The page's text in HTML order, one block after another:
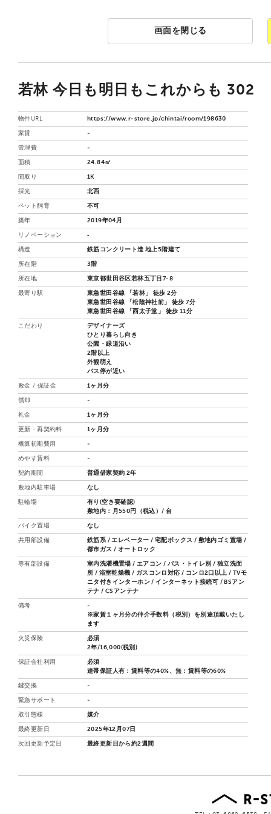
画面を閉じる
若林 今日も明日もこれからも 302
物件URL https://www.r-store.jp/chintai/room/198630
家賃 -
管理費 -
面積 24.84㎡
間取り 1K
採光 北西
ペット飼育 不可
築年 2019年04月
リノベーション ‐
構造 鉄筋コンクリート造 地上5階建て
所在階 3階
所在地 東京都世田谷区若林五丁目7-8
最寄り駅
東急世田谷線 「若林」 徒歩 2分
東急世田谷線 「松陰神社前」 徒歩 7分
東急世田谷線 「西太子堂」 徒歩 11分
こだわり
デザイナーズ
ひとり暮らし向き
公園・緑道沿い
2階以上
外観萌え
バス停が近い
敷金 / 保証金 1ヶ月分
償却 -
礼金 1ヶ月分
更新・再契約料 1ヶ月分
概算初期費用 -
めやす賃料 -
契約期間 普通借家契約 2年
敷地内駐車場 なし
駐輪場
有り(空き要確認)
敷地内：月550円（税込）/ 台
バイク置場 なし
共用部設備
鉄筋系 / エレベーター / 宅配ボックス / 敷地内ゴミ置場 /
都市ガス / オートロック
専有部設備
室内洗濯機置場 / エアコン / バス・トイレ別 / 独立洗面
所 / 浴室乾燥機 / ガスコンロ対応 / コンロ2口以上 / TVモ
ニタ付きインターホン / インターネット接続可 / BSアン
テナ / CSアンテナ
備考
-
※家賃１ヶ月分の仲介手数料（税別）を別途頂戴いたし
ます
火災保険
必須
2年/16,000(税別)
保証会社利用
必須
連帯保証人有：賃料等の40%、無：賃料等の60%
鍵交換 -
緊急サポート -
取引態様 媒介
最終更新日 2025年12月07日
次回更新予定日 最終更新日から約2週間